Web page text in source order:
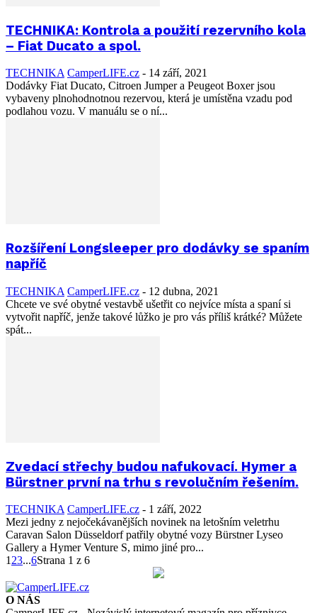
TECHNIKA: Kontrola a použití rezervního kola
– Fiat Ducato a spol.
TECHNIKA CamperLIFE.cz - 14 září, 2021
Dodávky Fiat Ducato, Citroen Jumper a Peugeot Boxer jsou
vybaveny plnohodnotnou rezervou, která je umístěna vzadu pod
podlahou vozu. V manuálu se o ní...
Rozšíření Longsleeper pro dodávky se spaním
napříč
TECHNIKA CamperLIFE.cz - 12 dubna, 2021
Chcete ve své obytné vestavbě ušetřit co nejvíce místa a spaní si
vytvořit napříč, jenže takové lůžko je pro vás příliš krátké? Můžete
spát...
Zvedací střechy budou nafukovací. Hymer a
Bürstner první na trhu s revolučním řešením.
TECHNIKA CamperLIFE.cz - 1 září, 2022
Mezi jedny z nejočekávanějších novinek na letošním veletrhu
Caravan Salon Düsseldorf patřily obytné vozy Bürstner Lyseo
Gallery a Hymer Venture S, mimo jiné pro...
1 23...6Strana 1 z 6
O NÁS